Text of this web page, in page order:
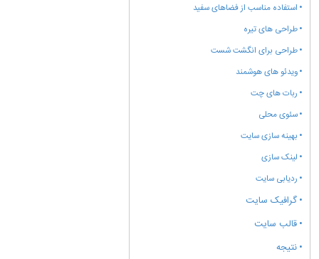
استفاده مناسب از فضاهای سفید
طراحی های تیره
طراحی برای انگشت شست
ویدئو های هوشمند
ربات های چت
سئوی محلی
بهینه سازی سایت
لینک سازی
ردیابی سایت
گرافیک سایت
قالب سایت
نتیجه